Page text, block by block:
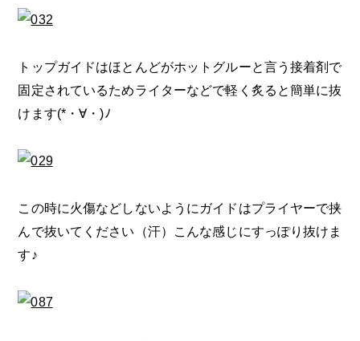
トップガイドはほとんどがホットグルーと言う接着剤で
固定されているためライターなどで軽く炙ると簡単に抜
けます(*・∀・)ﾉ
この時に火傷などしないようにガイドはプライヤーで挟
んで抜いてください（汗）こんな感じにすっぽり抜けま
す♪